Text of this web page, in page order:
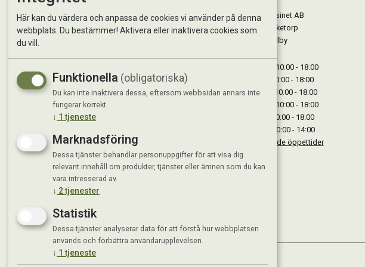
Kontakta oss
Om oss
StallMagasinet AB
Västra Lärketorp
59595 Mjölby
Måndag : 10:00 - 18:00
Tisdag : 10:00 - 18:00
Onsdag : 10:00 - 18:00
Torsdag : 10:00 - 18:00
Fredag : 10:00 - 18:00
Lördag : 10:00 - 14:00
Se avvikande öppettider
Här kan du värdera och anpassa de cookies vi använder på denna
webbplats. Du bestämmer! Aktivera eller inaktivera cookies som
du vill.
Funktionella (obligatoriska)
Du kan inte inaktivera dessa, eftersom webbsidan annars inte
fungerar korrekt.
↓ 1 tjeneste
Marknadsföring
Dessa tjänster behandlar personuppgifter för att visa dig
relevant innehåll om produkter, tjänster eller ämnen som du kan
vara intresserad av.
↓ 2tjenester
Statistik
Dessa tjänster analyserar data för att förstå hur webbplatsen
används och förbättra användarupplevelsen.
↓ 1 tjeneste